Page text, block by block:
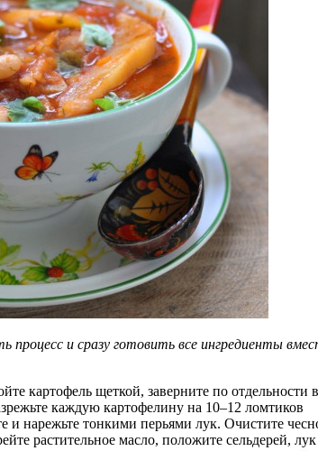
процесс и сразу готовить все ингредиенты
картофель щеткой, заверните по
каждую картофелину на 10–12 ломтиков
и нарежьте тонкими перьями лук. Очистите
растительное масло, положите сельдерей,